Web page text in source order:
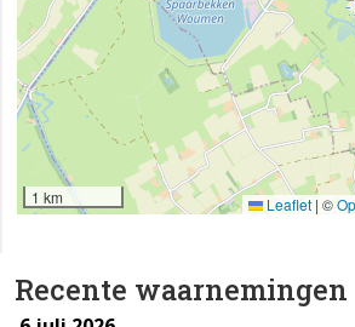
Recente waarnemingen
1 km Leaflet | ©